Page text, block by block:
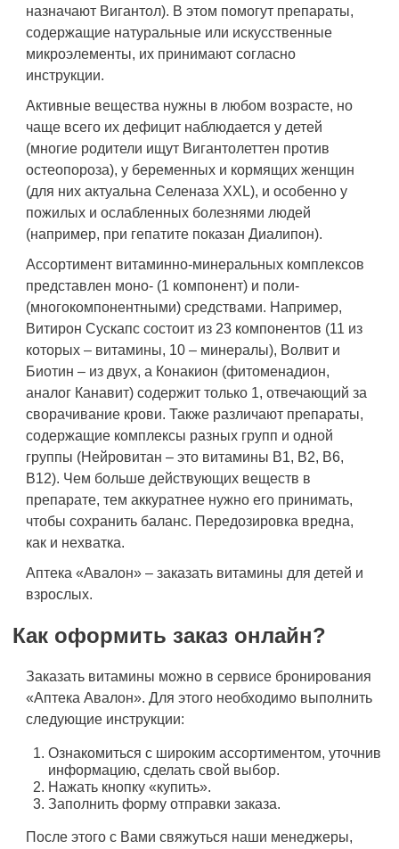
назначают Вигантол). В этом помогут препараты,
содержащие натуральные или искусственные
микроэлементы, их принимают согласно
инструкции.
Активные вещества нужны в любом возрасте, но
чаще всего их дефицит наблюдается у детей
(многие родители ищут Вигантолеттен против
остеопороза), у беременных и кормящих женщин
(для них актуальна Селеназа XXL), и особенно у
пожилых и ослабленных болезнями людей
(например, при гепатите показан Диалипон).
Ассортимент витаминно-минеральных комплексов
представлен моно- (1 компонент) и поли-
(многокомпонентными) средствами. Например,
Витирон Сускапс состоит из 23 компонентов (11 из
которых – витамины, 10 – минералы), Волвит и
Биотин – из двух, а Конакион (фитоменадион,
аналог Канавит) содержит только 1, отвечающий за
сворачивание крови. Также различают препараты,
содержащие комплексы разных групп и одной
группы (Нейровитан – это витамины В1, В2, В6,
В12). Чем больше действующих веществ в
препарате, тем аккуратнее нужно его принимать,
чтобы сохранить баланс. Передозировка вредна,
как и нехватка.
Аптека «Авалон» – заказать витамины для детей и
взрослых.
Как оформить заказ онлайн?
Заказать витамины можно в сервисе бронирования
«Аптека Авалон». Для этого необходимо выполнить
следующие инструкции:
Ознакомиться с широким ассортиментом, уточнив
информацию, сделать свой выбор.
Нажать кнопку «купить».
Заполнить форму отправки заказа.
После этого с Вами свяжуться наши менеджеры,